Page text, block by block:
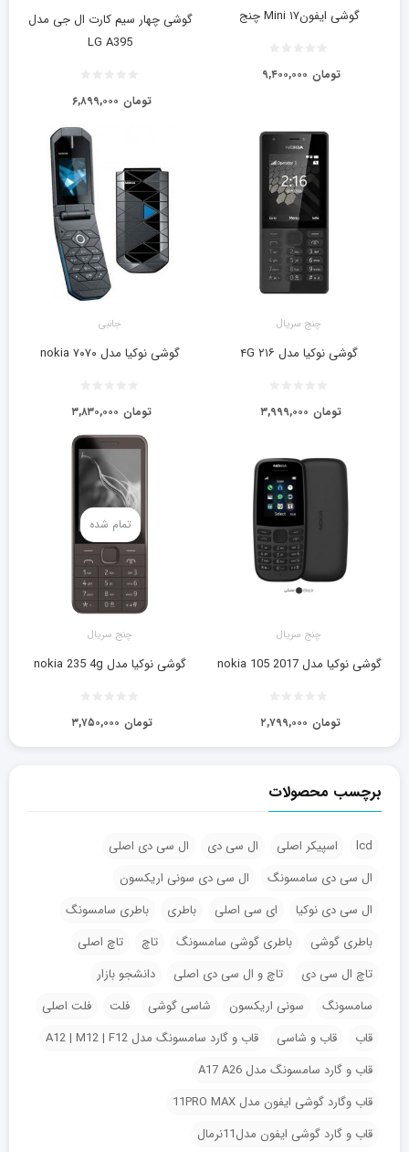
گوشی ایفون۱۷ Mini چنج
۹,۴۰۰,۰۰۰ تومان
گوشی چهار سیم کارت ال جی مدل
LG A395
۶,۸۹۹,۰۰۰ تومان
چنج سریال
گوشی نوکیا مدل ۲۱۶ ۴G
۳,۹۹۹,۰۰۰ تومان
جانبی
گوشی نوکیا مدل ۷۰۷۰ nokia
۳,۸۳۰,۰۰۰ تومان
چنج سریال
گوشی نوکیا مدل nokia 105 2017
۲,۷۹۹,۰۰۰ تومان
تمام شده
چنج سریال
گوشی نوکیا مدل nokia 235 4g
۳,۷۵۰,۰۰۰ تومان
برچسب محصولات
lcd اسپیکر اصلی ال سی دی
ال سی دی اصلی
ال سی دی سامسونگ
ال سی دی سونی اریکسون
ال سی دی نوکیا
ای سی اصلی باطری
باطری سامسونگ
باطری گوشی
باطری گوشی سامسونگ تاچ
تاچ اصلی
تاچ ال سی دی
تاچ و ال سی دی اصلی
دانشجو بازار
سامسونگ
سونی اریکسون شاسی گوشی فلت
فلت اصلی
قاب
قاب و شاسی
قاب و گارد سامسونگ مدل A12 | M12 | F12
قاب و گارد سامسونگ مدل A17 A26
قاب وگارد گوشی ایفون مدل 11PRO MAX
قاب و گارد گوشی ایفون مدل11نرمال